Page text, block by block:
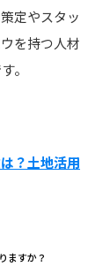
定やスタッ
を持つ人材
。
？土地活用
ますか？